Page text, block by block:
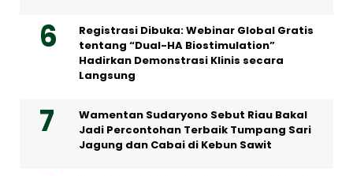
Registrasi Dibuka: Webinar Global Gratis
tentang “Dual-HA Biostimulation”
Hadirkan Demonstrasi Klinis secara
Langsung
Wamentan Sudaryono Sebut Riau Bakal
Jadi Percontohan Terbaik Tumpang Sari
Jagung dan Cabai di Kebun Sawit